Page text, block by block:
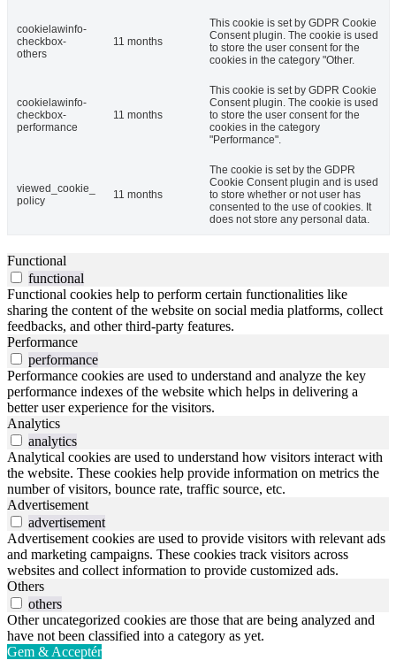
cookielawinfo-
checkbox-
others
11 months
This cookie is set by GDPR Cookie
Consent plugin. The cookie is used
to store the user consent for the
cookies in the category "Other.
cookielawinfo-
checkbox-
performance
11 months
This cookie is set by GDPR Cookie
Consent plugin. The cookie is used
to store the user consent for the
cookies in the category
"Performance".
viewed_cookie_
policy
11 months
The cookie is set by the GDPR
Cookie Consent plugin and is used
to store whether or not user has
consented to the use of cookies. It
does not store any personal data.
Functional
functional
Functional cookies help to perform certain functionalities like
sharing the content of the website on social media platforms, collect
feedbacks, and other third-party features.
Performance
performance
Performance cookies are used to understand and analyze the key
performance indexes of the website which helps in delivering a
better user experience for the visitors.
Analytics
analytics
Analytical cookies are used to understand how visitors interact with
the website. These cookies help provide information on metrics the
number of visitors, bounce rate, traffic source, etc.
Advertisement
advertisement
Advertisement cookies are used to provide visitors with relevant ads
and marketing campaigns. These cookies track visitors across
websites and collect information to provide customized ads.
Others
others
Other uncategorized cookies are those that are being analyzed and
have not been classified into a category as yet.
Gem & Acceptér